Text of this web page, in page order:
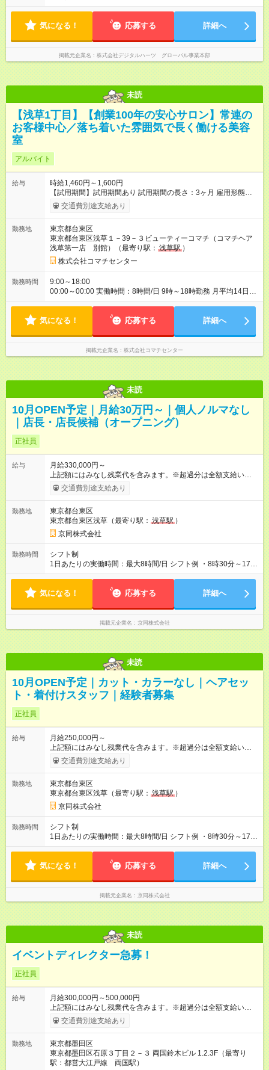
1,500円まで支給（社外勤務の場合は全額支給） 残業手当: 基本
時給の25％UP 【試用期間】試用期間なし
フト例】 10:00～19:00（8時間勤務） 11:00～19:00（7時間勤
の休憩が含まれます。 休日祝日勤務：プロジェクトにより稼働
気になる！ 応募する 詳細へ
掲載元企業名 株式会社デジタルハーツ グローバル事業本部
未読
【浅草1丁目】【創業100年の安心サロン】常連の
お客様中心／落ち着いた雰囲気で長く働ける美容
室
アルバイト
給与
時給1,460円～1,600円
【試用期間】試用期間あり 試用期間の長さ：3ヶ月 雇用形態、
給与は本採用時と同じです。
交通費別途支給あり
勤務地
東京都台東区
東京都台東区浅草１－39－３ビューティーコマチ（コマチヘア
浅草第一店 別館）（最寄り駅： 浅草駅 ）
株式会社コマチセンター
勤務時間
9:00～18:00
00:00～00:00 実働時間：8時間/日 9時～18時勤務 月平均14日出
勤
気になる！ 応募する 詳細へ
掲載元企業名 株式会社コマチセンター
未読
10月OPEN予定｜月給30万円～｜個人ノルマなし
｜店長・店長候補（オープニング）
正社員
給与
月給330,000円～
上記額にはみなし残業代を含みます。※超過分は全額支給いたし
ます。 みなし残業代 44,000円／月 みなし残業時間 20時間／月
・通勤手当：全額（上限あり） ・技術手当：10,000円～40,000
・資格手当： 美容師免許15,000円 、管理美容師15,000円 、着
付関連資格10,000円 ・インセンティブ：業績により5,000円～
（去年実績年間20万円～） ・賞与年2回※業績等による ※経験・
能力を考慮して決定します。 【試用期間】試用期間あり 試用期
間の長さ：3ヶ月 雇用形態、給与は本採用時と同じです。
交通費別途支給あり
勤務地
東京都台東区
東京都台東区浅草（最寄り駅： 浅草駅 ）
京同株式会社
勤務時間
シフト制
1日あたりの実働時間：最大8時間/日 シフト例 ・8時30分～17時
30分 ・9時00分～18時00分 休み ・月9日休み ・夏季・冬季休暇
気になる！ 応募する 詳細へ
掲載元企業名 京同株式会社
未読
10月OPEN予定｜カット・カラーなし｜ヘアセッ
ト・着付けスタッフ｜経験者募集
正社員
給与
月給250,000円～
上記額にはみなし残業代を含みます。※超過分は全額支給いたし
ます。 みなし残業代 32,400円／月 みなし残業時間 20時間／月
・通勤手当：全額（上限あり） ・技術手当：10,000円～40,000
・資格手当： 美容師免許15,000円 、管理美容師15,000円 、着
付関連資格10,000円 ・インセンティブ：業績により5,000円～
（去年実績年間20万円～） ・賞与年2回※業績等による ※経験・
能力を考慮して決定します。 【試用期間】試用期間あり 試用期
間の長さ：3ヶ月 雇用形態、給与は本採用時と同じです。
交通費別途支給あり
勤務地
東京都台東区
東京都台東区浅草（最寄り駅： 浅草駅 ）
京同株式会社
勤務時間
シフト制
1日あたりの実働時間：最大8時間/日 シフト例 ・8時30分～17時
30分 ・9時00分～18時00分 休み ・月9日休み ・夏季・冬季休暇
気になる！ 応募する 詳細へ
掲載元企業名 京同株式会社
未読
イベントディレクター急募！
正社員
給与
月給300,000円～500,000円
上記額にはみなし残業代を含みます。※超過分は全額支給いたし
ます。 みなし残業代 68,963円 以上／月 みなし残業時間 45時間
／月 ※経験・能力等を考慮の上、加給・優遇いたします。 ※交
にはみなし残業代(月45時間分、68,963円以上)を含みます。超
過分は全額支給します 【試用期間】試用期間あり 試用期間の長
さ：4ヶ月 雇用形態、給与は本採用時と同じです。
交通費別途支給あり
勤務地
東京都墨田区
東京都墨田区石原３丁目２－３ 両国鈴木ビル 1.2.3F（最寄り
駅：都営大江戸線 両国駅）